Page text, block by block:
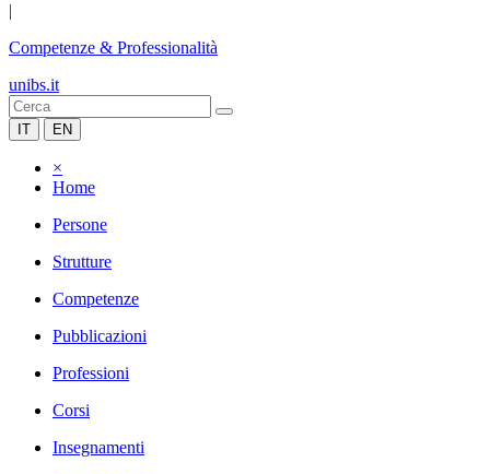
|
Competenze & Professionalità
unibs.it
IT EN
×
Home
Persone
Strutture
Competenze
Pubblicazioni
Professioni
Corsi
Insegnamenti